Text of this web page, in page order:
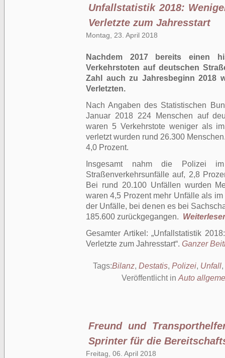
Unfallstatistik 2018:
Verletzte zum Jahresstart
Montag, 23. April 2018
Nachdem 2017 bereits einen
Verkehrstoten auf deutschen
Zahl auch zu Jahresbeginn 2018
Verletzten.
Nach Angaben des Statistischen
Januar 2018 224 Menschen auf
waren 5 Verkehrstote weniger als
verletzt wurden rund 26.300
4,0 Prozent.
Insgesamt nahm die Polizei
Straßenverkehrsunfälle auf, 2,8
Bei rund 20.100 Unfällen wurden
waren 4,5 Prozent mehr Unfälle als
der Unfälle, bei denen es bei
185.600 zurückgegangen.
Gesamter Artikel: Unfallstatistik
Verletzte zum Jahresstart . Ganzer
Tags:Bilanz, Destatis, Polizei, Unfall,
Veröffentlicht in Auto
Freund und
Sprinter für die
Freitag, 06. April 2018